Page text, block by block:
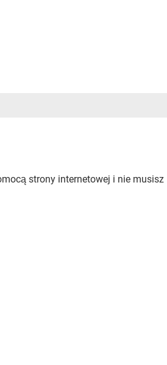
strony internetowej i nie musisz